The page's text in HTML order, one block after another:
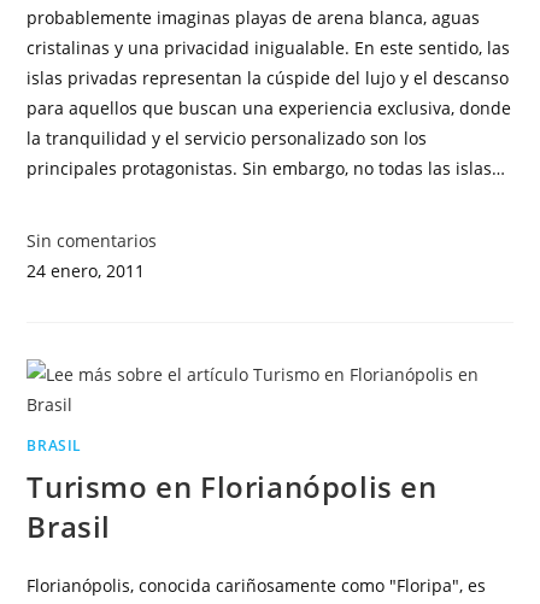
probablemente imaginas playas de arena blanca, aguas
cristalinas y una privacidad inigualable. En este sentido, las
islas privadas representan la cúspide del lujo y el descanso
para aquellos que buscan una experiencia exclusiva, donde
la tranquilidad y el servicio personalizado son los
principales protagonistas. Sin embargo, no todas las islas…
Sin comentarios
24 enero, 2011
BRASIL
Turismo en Florianópolis en
Brasil
Florianópolis, conocida cariñosamente como "Floripa", es